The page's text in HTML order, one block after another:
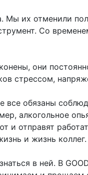
Мы их отменили
Со
они
стрессом,
все обязаны
алкогольное
и отправят
и жизнь
в ней. В